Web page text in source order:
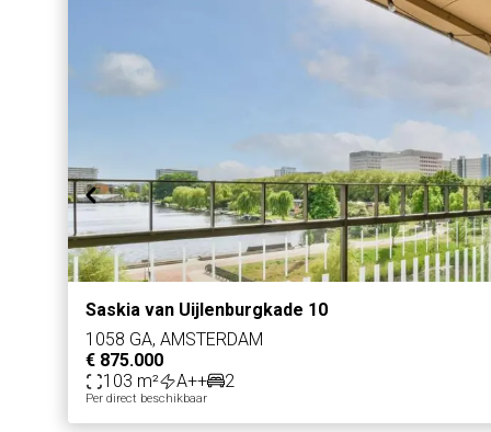
Saskia van Uijlenburgkade 10
1058 GA, AMSTERDAM
€ 875.000
103 m²
A++ 2
Per direct beschikbaar